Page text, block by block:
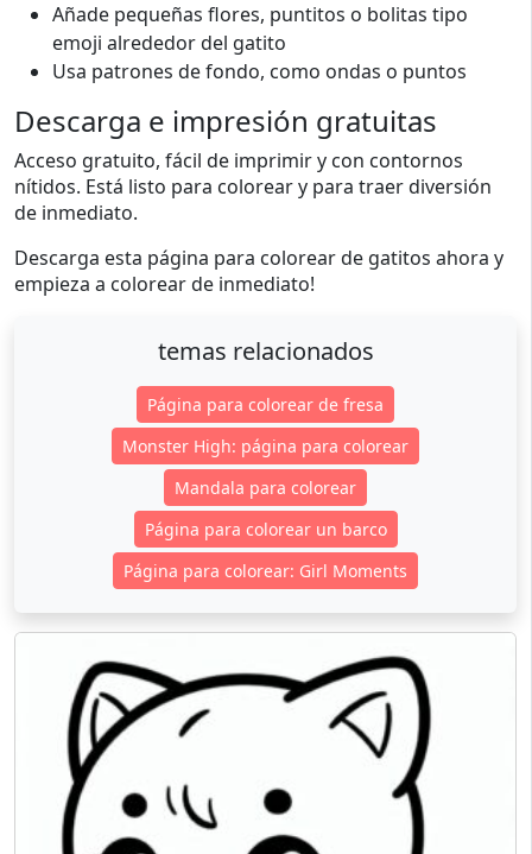
Añade pequeñas flores, puntitos o bolitas tipo
emoji alrededor del gatito
Usa patrones de fondo, como ondas o puntos
Descarga e impresión gratuitas
Acceso gratuito, fácil de imprimir y con contornos
nítidos. Está listo para colorear y para traer diversión
de inmediato.
Descarga esta página para colorear de gatitos ahora y
empieza a colorear de inmediato!
temas relacionados
Página para colorear de fresa
Monster High: página para colorear
Mandala para colorear
Página para colorear un barco
Página para colorear: Girl Moments